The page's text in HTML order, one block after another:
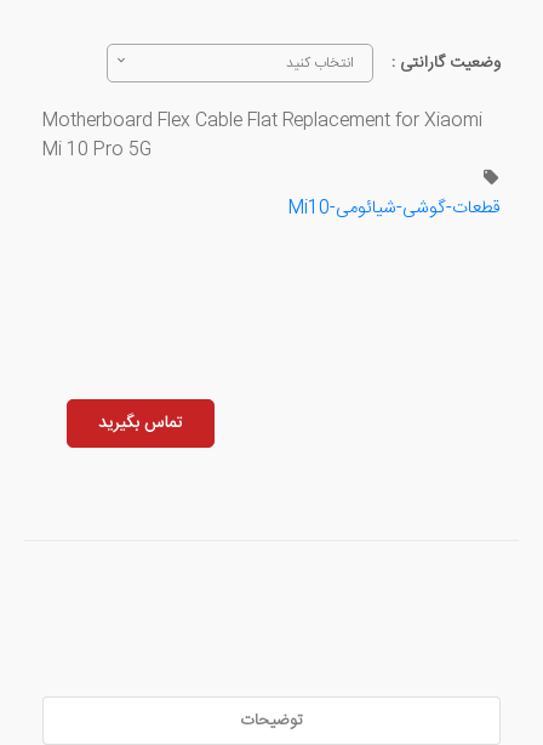
وضعیت گارانتی : انتخاب کنید
Motherboard Flex Cable Flat Replacement for Xiaomi
Mi 10 Pro 5G
قطعات-گوشی-شیائومی-Mi10
تماس بگیرید
توضیحات